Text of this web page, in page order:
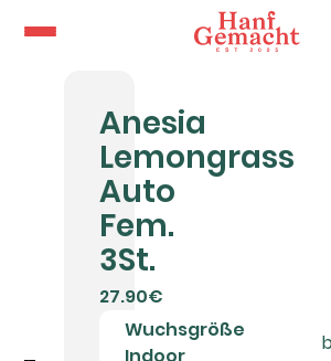
Anesia
Lemongrass
Auto
Fem.
3St.
27.90€
Wuchsgröße